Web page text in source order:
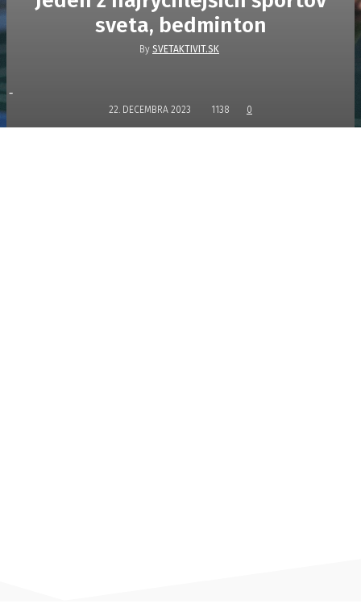
sveta, bedminton
By SVETAKTIVIT.SK
-
22. DECEMBRA 2023 1138 0